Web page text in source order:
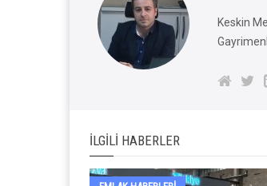
Keskin
İLGILI HABERLER